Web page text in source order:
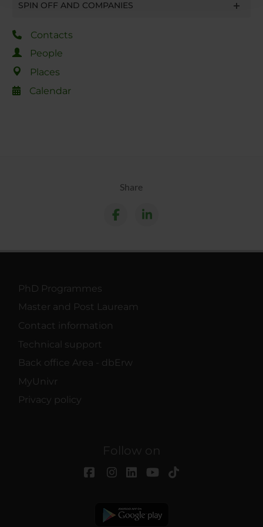
raccolto dal tuo utilizzo dei loro servizi.
SPIN OFF AND COMPANIES
Contacts
People
Places
Calendar
Share
PhD Programmes
Master and Post Lauream
Contact information
Technical support
Back office Area - dbErw
MyUnivr
Privacy policy
Follow on